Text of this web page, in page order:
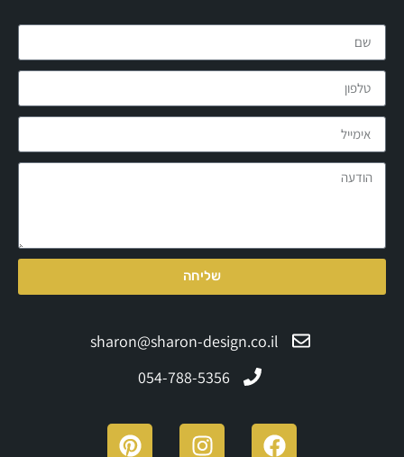
sharon@sharon-design.co.il
054-788-5356
שליחה